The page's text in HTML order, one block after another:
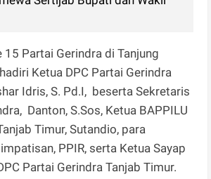
15 Partai Gerindra di Tanjung
Ketua DPC Partai Gerindra
Idris, S. Pd.I, beserta Sekretaris
Danton, S.Sos, Ketua BAPPILU
Timur, Sutandio, para
PPIR, serta Ketua Sayap
Partai Gerindra Tanjab Timur.